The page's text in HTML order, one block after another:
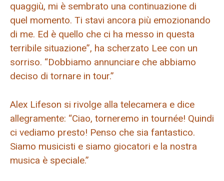
quaggiù, mi è sembrato una continuazione di
quel momento. Ti stavi ancora più emozionando
di me. Ed è quello che ci ha messo in questa
terribile situazione”, ha scherzato Lee con un
sorriso. “Dobbiamo annunciare che abbiamo
deciso di tornare in tour.”
Alex Lifeson si rivolge alla telecamera e dice
allegramente: “Ciao, torneremo in tournée! Quindi
ci vediamo presto! Penso che sia fantastico.
Siamo musicisti e siamo giocatori e la nostra
musica è speciale.”